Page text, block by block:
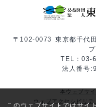
このウェブサイトではサイ
〒102-0073 東京都千代
TEL：03-
法人番号
本ウェブサ
ウェブアクセシビリテ